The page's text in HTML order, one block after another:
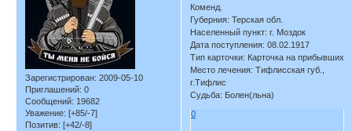
Зарегистрирован: 2009-05-10
Приглашений: 0
Сообщений: 19682
Уважение: [+85/-7]
Позитив: [+42/-8]
Коменд.
Губерния: Терская обл.
Населенный пункт: г. Моздок
Дата поступления: 08.02.1917
Тип карточки: Карточка на прибывших
Место лечения: Тифлисская губ.,
г.Тифлис
Судьба: Болен(льна)
0